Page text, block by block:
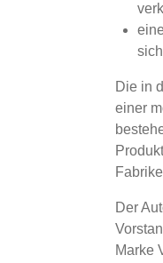
Die in
einer
Der
Marke